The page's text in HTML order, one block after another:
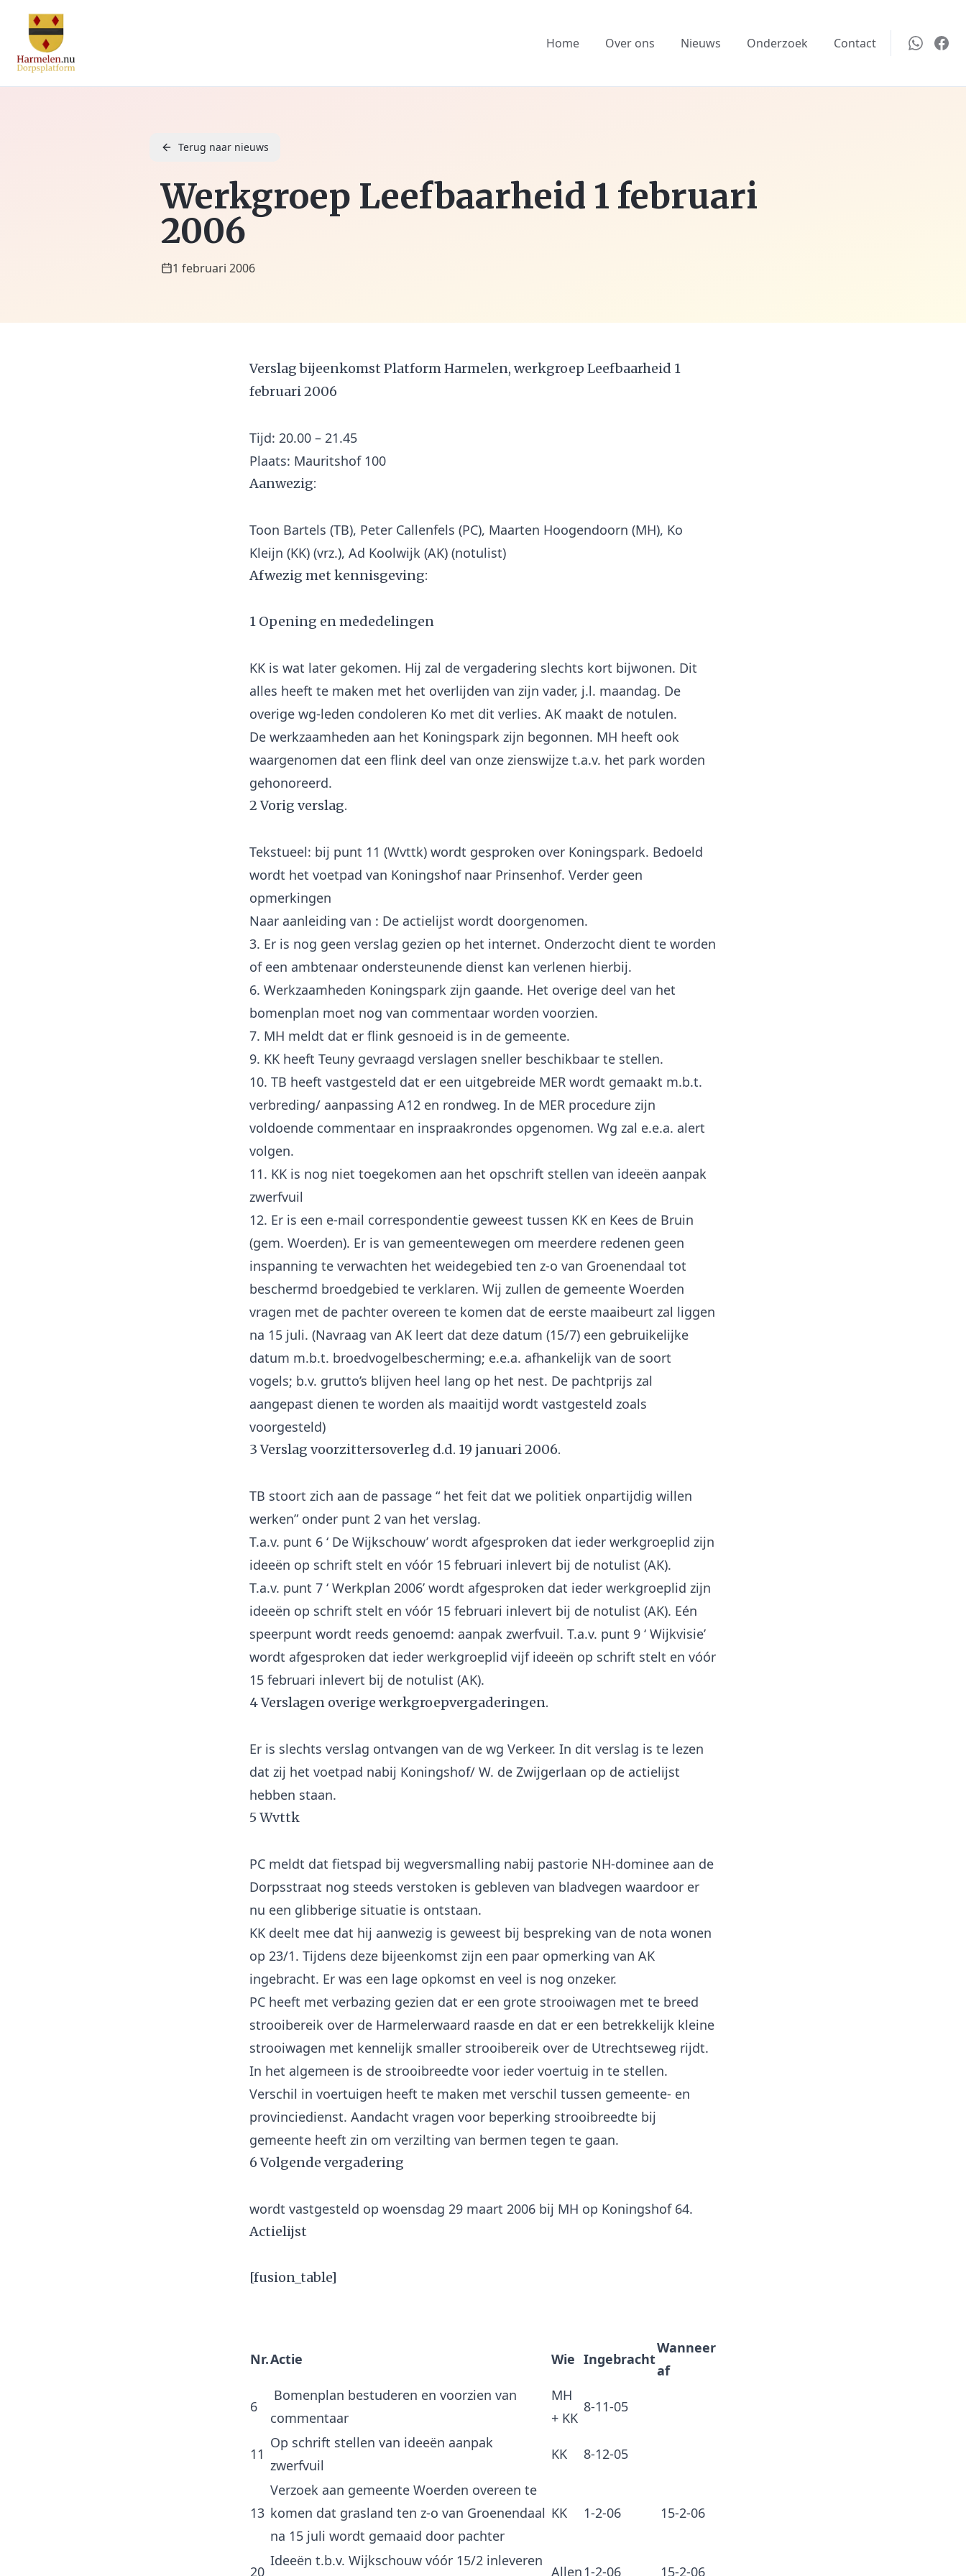
Home Over ons Nieuws Onderzoek Contact
Terug naar nieuws
Werkgroep Leefbaarheid 1 februari
2006
1 februari 2006
Verslag bijeenkomst Platform Harmelen, werkgroep Leefbaarheid 1
februari 2006
Tijd: 20.00 – 21.45
Aanwezig:
Toon Bartels (TB), Peter Callenfels (PC), Maarten Hoogendoorn (MH), Ko
Afwezig met kennisgeving:
1 Opening en mededelingen
KK is wat later gekomen. Hij zal de vergadering slechts kort bijwonen. Dit
alles heeft te maken met het overlijden van zijn vader, j.l. maandag. De
overige wg-leden condoleren Ko met dit verlies. AK maakt de notulen.
De werkzaamheden aan het Koningspark zijn begonnen. MH heeft ook
waargenomen dat een flink deel van onze zienswijze t.a.v. het park worden
2 Vorig verslag.
Tekstueel: bij punt 11 (Wvttk) wordt gesproken over Koningspark. Bedoeld
wordt het voetpad van Koningshof naar Prinsenhof. Verder geen
opmerkingen
Naar aanleiding van : De actielijst wordt doorgenomen.
3. Er is nog geen verslag gezien op het internet. Onderzocht dient te worden
of een ambtenaar ondersteunende dienst kan verlenen hierbij.
6. Werkzaamheden Koningspark zijn gaande. Het overige deel van het
bomenplan moet nog van commentaar worden voorzien.
7. MH meldt dat er flink gesnoeid is in de gemeente.
9. KK heeft Teuny gevraagd verslagen sneller beschikbaar te stellen.
10. TB heeft vastgesteld dat er een uitgebreide MER wordt gemaakt m.b.t.
verbreding/ aanpassing A12 en rondweg. In de MER procedure zijn
voldoende commentaar en inspraakrondes opgenomen. Wg zal e.e.a. alert
volgen.
11. KK is nog niet toegekomen aan het opschrift stellen van ideeën aanpak
zwerfvuil
12. Er is een e-mail correspondentie geweest tussen KK en Kees de Bruin
(gem. Woerden). Er is van gemeentewegen om meerdere redenen geen
inspanning te verwachten het weidegebied ten z-o van Groenendaal tot
beschermd broedgebied te verklaren. Wij zullen de gemeente Woerden
vragen met de pachter overeen te komen dat de eerste maaibeurt zal liggen
na 15 juli. (Navraag van AK leert dat deze datum (15/7) een gebruikelijke
datum m.b.t. broedvogelbescherming; e.e.a. afhankelijk van de soort
vogels; b.v. grutto’s blijven heel lang op het nest. De pachtprijs zal
aangepast dienen te worden als maaitijd wordt vastgesteld zoals
3 Verslag voorzittersoverleg d.d. 19 januari 2006.
TB stoort zich aan de passage “ het feit dat we politiek onpartijdig willen
werken” onder punt 2 van het verslag.
T.a.v. punt 6 ‘ De Wijkschouw’ wordt afgesproken dat ieder werkgroeplid zijn
ideeën op schrift stelt en vóór 15 februari inlevert bij de notulist (AK).
T.a.v. punt 7 ‘ Werkplan 2006’ wordt afgesproken dat ieder werkgroeplid zijn
ideeën op schrift stelt en vóór 15 februari inlevert bij de notulist (AK). Eén
speerpunt wordt reeds genoemd: aanpak zwerfvuil. T.a.v. punt 9 ‘ Wijkvisie’
wordt afgesproken dat ieder werkgroeplid vijf ideeën op schrift stelt en vóór
4 Verslagen overige werkgroepvergaderingen.
Er is slechts verslag ontvangen van de wg Verkeer. In dit verslag is te lezen
dat zij het voetpad nabij Koningshof/ W. de Zwijgerlaan op de actielijst
5 Wvttk
PC meldt dat fietspad bij wegversmalling nabij pastorie NH-dominee aan de
Dorpsstraat nog steeds verstoken is gebleven van bladvegen waardoor er
nu een glibberige situatie is ontstaan.
KK deelt mee dat hij aanwezig is geweest bij bespreking van de nota wonen
op 23/1. Tijdens deze bijeenkomst zijn een paar opmerking van AK
ingebracht. Er was een lage opkomst en veel is nog onzeker.
PC heeft met verbazing gezien dat er een grote strooiwagen met te breed
strooibereik over de Harmelerwaard raasde en dat er een betrekkelijk kleine
strooiwagen met kennelijk smaller strooibereik over de Utrechtseweg rijdt.
In het algemeen is de strooibreedte voor ieder voertuig in te stellen.
Verschil in voertuigen heeft te maken met verschil tussen gemeente- en
provinciedienst. Aandacht vragen voor beperking strooibreedte bij
6 Volgende vergadering
Actielijst
[fusion_table]
Nr.Actie Wie Ingebracht
Wanneer
af
6
Bomenplan bestuderen en voorzien van
commentaar
MH
+ KK
8-11-05
11
Op schrift stellen van ideeën aanpak
zwerfvuil
KK 8-12-05
13
Verzoek aan gemeente Woerden overeen te
komen dat grasland ten z-o van Groenendaal
na 15 juli wordt gemaaid door pachter
KK 1-2-06 15-2-06
20
Ideeën t.b.v. Wijkschouw vóór 15/2 inleveren
Allen1-2-06 15-2-06